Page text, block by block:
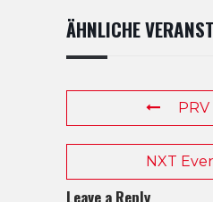
ÄHNLICHE
NXT
Leave a Reply